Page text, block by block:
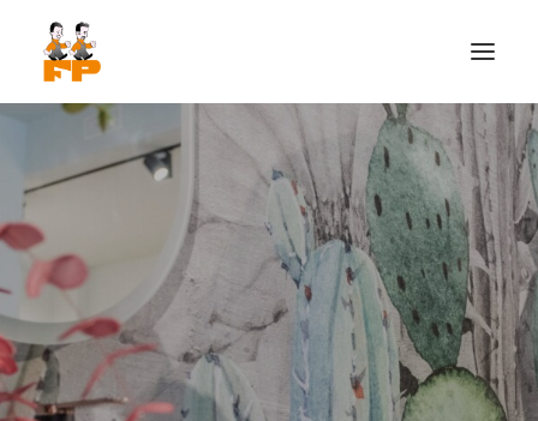
HOME
CHI SIAMO
FRATELLI PISCAGLIA
PISCAGLIA SERVICE
ATELIER DEL BAGNO